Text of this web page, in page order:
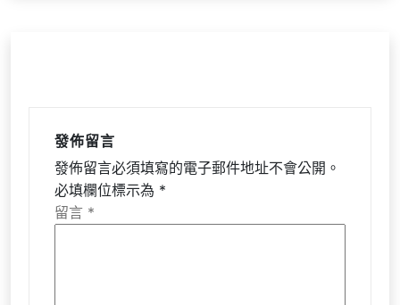
發佈留言
發佈留言必須填寫的電子郵件地址不會公開。
必填欄位標示為 *
留言 *